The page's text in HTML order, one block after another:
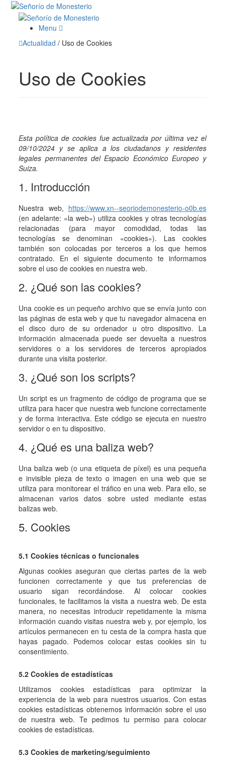
Menu
Actualidad / Uso de Cookies
Uso de Cookies
Esta política de cookies fue actualizada por última vez el
09/10/2024 y se aplica a los ciudadanos y residentes
legales permanentes del Espacio Económico Europeo y
Suiza.
1. Introducción
Nuestra web, https://www.xn--seoriodemonesterio-o0b.es
(en adelante: «la web») utiliza cookies y otras tecnologías
relacionadas (para mayor comodidad, todas las
tecnologías se denominan «cookies»). Las cookies
también son colocadas por terceros a los que hemos
contratado. En el siguiente documento te informamos
sobre el uso de cookies en nuestra web.
2. ¿Qué son las cookies?
Una cookie es un pequeño archivo que se envía junto con
las páginas de esta web y que tu navegador almacena en
el disco duro de su ordenador u otro dispositivo. La
información almacenada puede ser devuelta a nuestros
servidores o a los servidores de terceros apropiados
durante una visita posterior.
3. ¿Qué son los scripts?
Un script es un fragmento de código de programa que se
utiliza para hacer que nuestra web funcione correctamente
y de forma interactiva. Este código se ejecuta en nuestro
servidor o en tu dispositivo.
4. ¿Qué es una baliza web?
Una baliza web (o una etiqueta de píxel) es una pequeña
e invisible pieza de texto o imagen en una web que se
utiliza para monitorear el tráfico en una web. Para ello, se
almacenan varios datos sobre usted mediante estas
balizas web.
5. Cookies
5.1 Cookies técnicas o funcionales
Algunas cookies aseguran que ciertas partes de la web
funcionen correctamente y que tus preferencias de
usuario sigan recordándose. Al colocar cookies
funcionales, te facilitamos la visita a nuestra web. De esta
manera, no necesitas introducir repetidamente la misma
información cuando visitas nuestra web y, por ejemplo, los
artículos permanecen en tu cesta de la compra hasta que
hayas pagado. Podemos colocar estas cookies sin tu
consentimiento.
5.2 Cookies de estadísticas
Utilizamos cookies estadísticas para optimizar la
experiencia de la web para nuestros usuarios. Con estas
cookies estadísticas obtenemos información sobre el uso
de nuestra web. Te pedimos tu permiso para colocar
cookies de estadísticas.
5.3 Cookies de marketing/seguimiento